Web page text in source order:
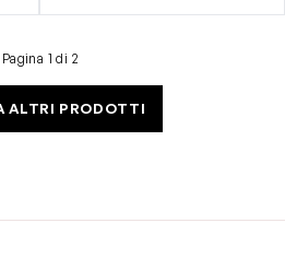
Pagina 1 di 2
ALTRI PRODOTTI